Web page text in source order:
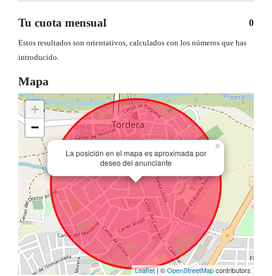
Tu cuota mensual 0
Estos resultados son orientativos, calculados con los números que has
introducido.
Mapa
La posición en el mapa es aproximada por
deseo del anunciante
×
+
−
Leaflet| ©OpenStreetMapcontributors